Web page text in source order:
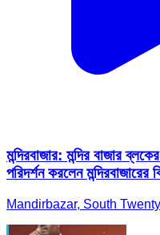
মন্দিরবাজার: মন্দির বাজার
পরিদর্শন করলেন মন্দিরবাজারের
Mandirbazar, South